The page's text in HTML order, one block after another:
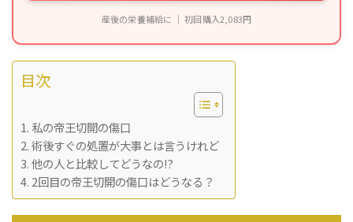
産後の栄養補給に ｜ 初回購入2,083円
目次
私の帝王切開の傷口
術後すぐの処置が大事とは言うけれど
他の人と比較してどうなの!?
2回目の帝王切開の傷口はどうなる？